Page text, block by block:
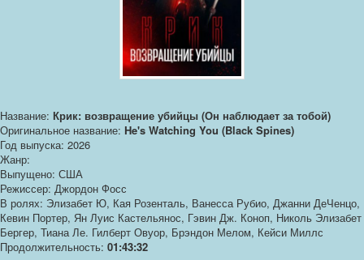
Название: Крик: возвращение убийцы (Он наблюдает за тобой)
Оригинальное название: He's Watching You (Black Spines)
Год выпуска: 2026
Жанр:
Выпущено: США
Режиссер: Джордон Фосс
В ролях: Элизабет Ю, Кая Розенталь, Ванесса Рубио, Джанни ДеЧенцо,
Кевин Портер, Ян Луис Кастельянос, Гэвин Дж. Коноп, Николь Элизабет
Бергер, Тиана Ле. Гилберт Овуор, Брэндон Мелом, Кейси Миллс
Продолжительность: 01:43:32